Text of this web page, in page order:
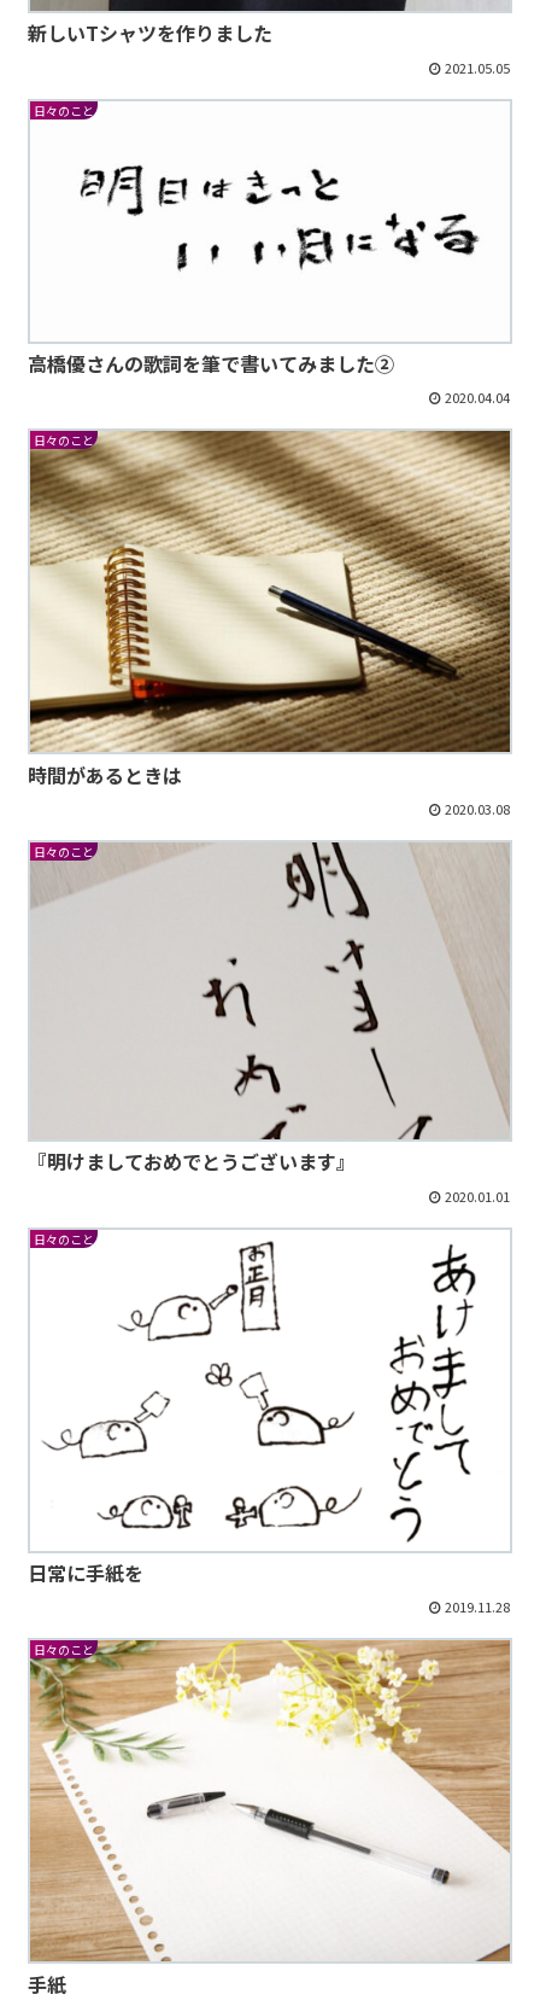
新しいTシャツを作りました
2021.05.05
日々のこと
高橋優さんの歌詞を筆で書いてみました②
2020.04.04
日々のこと
時間があるときは
2020.03.08
日々のこと
『明けましておめでとうございます』
2020.01.01
日々のこと
日常に手紙を
2019.11.28
日々のこと
手紙